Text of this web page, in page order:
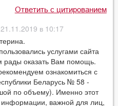
Ответить с цитированием
21.11.2019 в 10:17
услугами сайта
оказать Вам помощь.
ознакомиться с
Беларусь № 58 -
по объему). Именно этот
информации, важной для лиц,